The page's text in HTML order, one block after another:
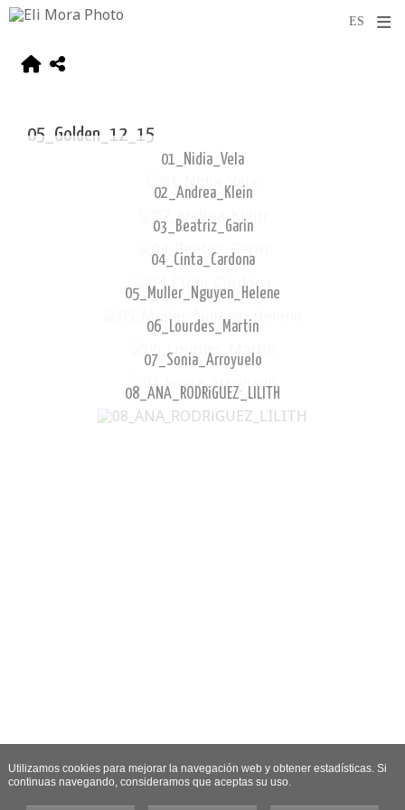
05_Golden_12_15
01_Nidia_Vela
02_Andrea_Klein
03_Beatriz_Garin
04_Cinta_Cardona
05_Muller_Nguyen_Helene
06_Lourdes_Martin
07_Sonia_Arroyuelo
08_ANA_RODRiGUEZ_LILITH
Utilizamos cookies para mejorar la navegación web y obtener estadísticas. Si
continuas navegando, consideramos que aceptas su uso.